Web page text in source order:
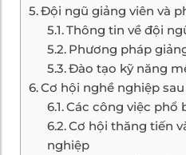
Đội ngũ giảng viên và
Thông tin về đội
Phương pháp
Đào tạo kỹ năng
Cơ hội nghề nghiệp
Các công việc phổ
Cơ hội thăng tiến
nghiệp